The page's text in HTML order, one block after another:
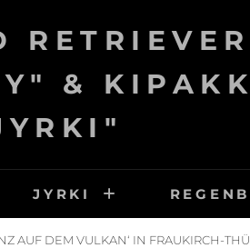
&
JYRKI
AUF DEM VULKAN‘ IN FRAUKIRCH-